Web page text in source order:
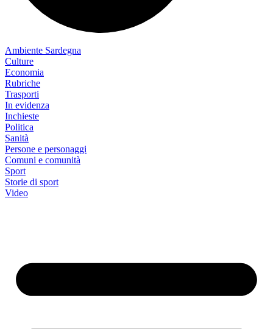
Ambiente Sardegna
Culture
Economia
Rubriche
Trasporti
In evidenza
Inchieste
Politica
Sanità
Persone e personaggi
Comuni e comunità
Sport
Storie di sport
Video